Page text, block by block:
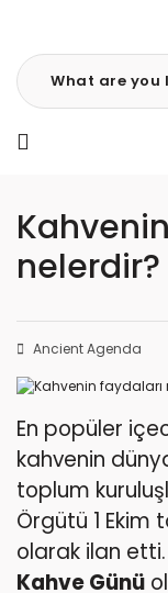
nelerdir?
Ancient Agenda
En popüler
kahvenin
toplum
Örgütü 1 Ekim
olarak ilan etti.
Kahve Günü